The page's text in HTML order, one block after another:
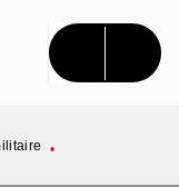
•